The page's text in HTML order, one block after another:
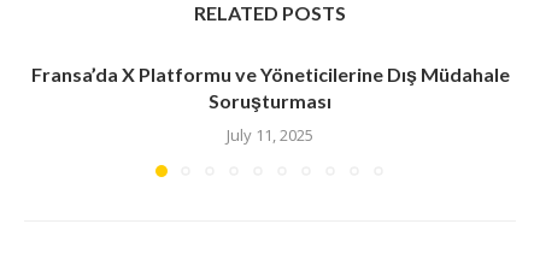
RELATED POSTS
Fransa’da X Platformu ve Yöneticilerine Dış Müdahale
Soruşturması
July 11, 2025